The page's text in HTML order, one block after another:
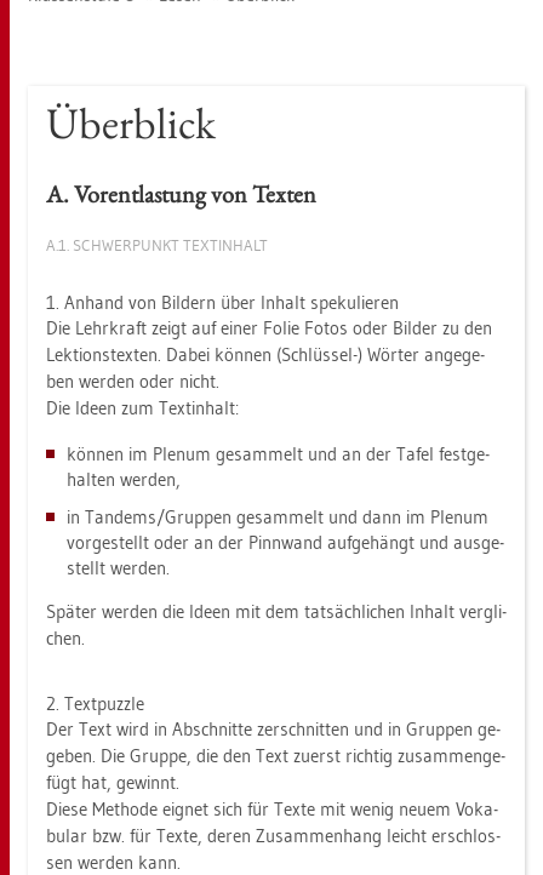
Über­blick
A. Vor­ent­las­tung von Tex­ten
A.1. SCHWER­PUNKT TEXTIN­HALT
1. An­hand von Bil­dern über In­halt spe­ku­lie­ren
Die Lehr­kraft zeigt auf einer Folie Fotos oder Bil­der zu den
Lek­ti­ons­tex­ten. Dabei kön­nen (Schlüs­sel-) Wör­ter an­ge­ge­
ben wer­den oder nicht.
Die Ideen zum Textin­halt:
kön­nen im Ple­num ge­sam­melt und an der Tafel fest­ge­
hal­ten wer­den,
in Tan­dems/Grup­pen ge­sam­melt und dann im Ple­num
vor­ge­stellt oder an der Pinn­wand auf­ge­hängt und aus­ge­
stellt wer­den.
Spä­ter wer­den die Ideen mit dem tat­säch­li­chen In­halt ver­gli­
chen.
2. Text­puz­zle
Der Text wird in Ab­schnit­te zer­schnit­ten und in Grup­pen ge­
ge­ben. Die Grup­pe, die den Text zu­erst rich­tig zu­sam­men­ge­
fügt hat, ge­winnt.
Diese Me­tho­de eig­net sich für Texte mit wenig neuem Vo­ka­
bu­lar bzw. für Texte, deren Zu­sam­men­hang leicht er­schlos­
sen wer­den kann.